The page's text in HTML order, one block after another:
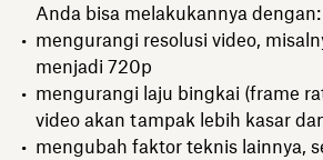
Anda bisa melakukannya dengan:
mengurangi resolusi video,
menjadi 720p
mengurangi laju bingkai (frame
video akan tampak lebih kasar
mengubah faktor teknis lainnya,